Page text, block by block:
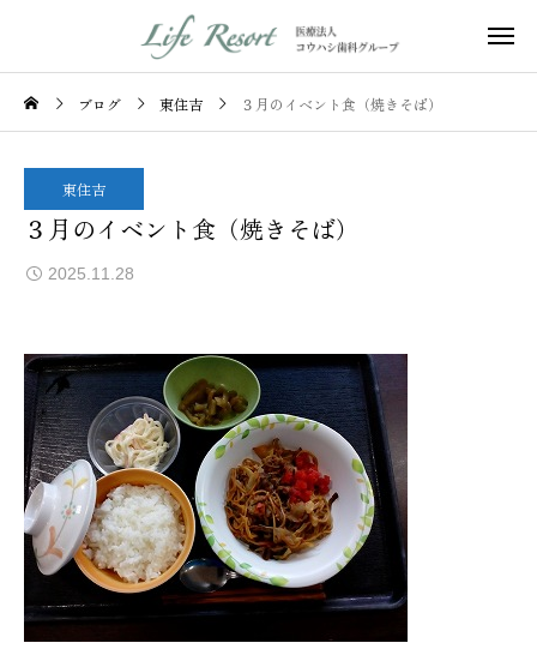
ブログ 東住吉 ３月のイベント食（焼きそば）
東住吉
３月のイベント食（焼きそば）
2025.11.28